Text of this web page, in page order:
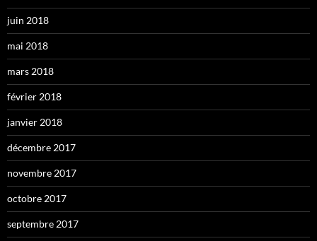
juin 2018
mai 2018
mars 2018
février 2018
janvier 2018
décembre 2017
novembre 2017
octobre 2017
septembre 2017